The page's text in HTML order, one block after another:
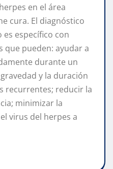
en el área
cura. El diagnóstico
específico con
que pueden: ayudar a
durante un
y la duración
recurrentes; reducir la
minimizar la
virus del herpes a